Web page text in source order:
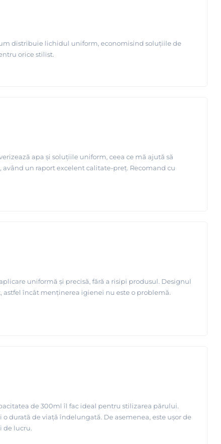
distribuie lichidul uniform, economisind soluțiile de
orice stilist.
apa și soluțiile uniform, ceea ce mă ajută să
un raport excelent calitate-preț. Recomand cu
uniformă și precisă, fără a risipi produsul. Designul
încât menținerea igienei nu este o problemă.
de 300ml îl fac ideal pentru stilizarea părului.
durată de viață îndelungată. De asemenea, este ușor de
de lucru.